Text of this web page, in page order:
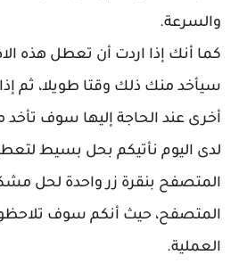
والسرعة.
كما أنك إذا اردت أن تعطل هذه
سيأخد منك ذلك وقتا طويلا، ثم
أخرى عند الحاجة إليها سوف
لدى اليوم نأتيكم بحل بسيط
المتصفح بنقرة زر واحدة لحل
المتصفح، حيث أنكم سوف
العملية.